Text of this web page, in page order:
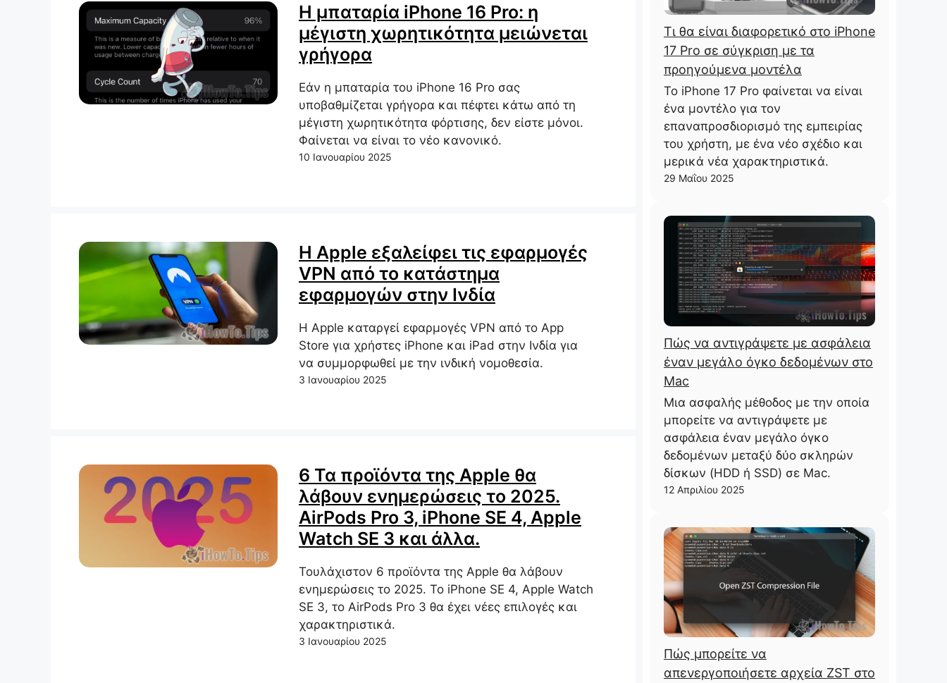
Η μπαταρία iPhone 16 Pro: η
μέγιστη χωρητικότητα μειώνεται
γρήγορα
Εάν η μπαταρία του iPhone 16 Pro σας
υποβαθμίζεται γρήγορα και πέφτει κάτω από τη
μέγιστη χωρητικότητα φόρτισης, δεν είστε μόνοι.
Φαίνεται να είναι το νέο κανονικό.
10 Ιανουαρίου 2025
Η Apple εξαλείφει τις εφαρμογές
VPN από το κατάστημα
εφαρμογών στην Ινδία
Η Apple καταργεί εφαρμογές VPN από το App
Store για χρήστες iPhone και iPad στην Ινδία για
να συμμορφωθεί με την ινδική νομοθεσία.
3 Ιανουαρίου 2025
6 Τα προϊόντα της Apple θα
λάβουν ενημερώσεις το 2025.
AirPods Pro 3, iPhone SE 4, Apple
Watch SE 3 και άλλα.
Τουλάχιστον 6 προϊόντα της Apple θα λάβουν
ενημερώσεις το 2025. Το iPhone SE 4, Apple Watch
SE 3, το AirPods Pro 3 θα έχει νέες επιλογές και
χαρακτηριστικά.
3 Ιανουαρίου 2025
Τι θα είναι διαφορετικό στο iPhone
17 Pro σε σύγκριση με τα
προηγούμενα μοντέλα
Το iPhone 17 Pro φαίνεται να είναι
ένα μοντέλο για τον
επαναπροσδιορισμό της εμπειρίας
του χρήστη, με ένα νέο σχέδιο και
μερικά νέα χαρακτηριστικά.
29 Μαΐου 2025
Πώς να αντιγράψετε με ασφάλεια
έναν μεγάλο όγκο δεδομένων στο
Mac
Μια ασφαλής μέθοδος με την οποία
μπορείτε να αντιγράψετε με
ασφάλεια έναν μεγάλο όγκο
δεδομένων μεταξύ δύο σκληρών
δίσκων (HDD ή SSD) σε Mac.
12 Απριλίου 2025
Πώς μπορείτε να
απενεργοποιήσετε αρχεία ZST στο